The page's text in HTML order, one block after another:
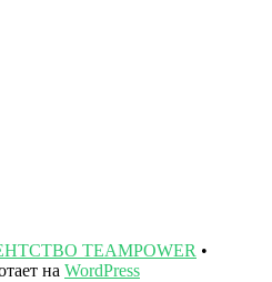
TEAMPOWER •
на WordPress